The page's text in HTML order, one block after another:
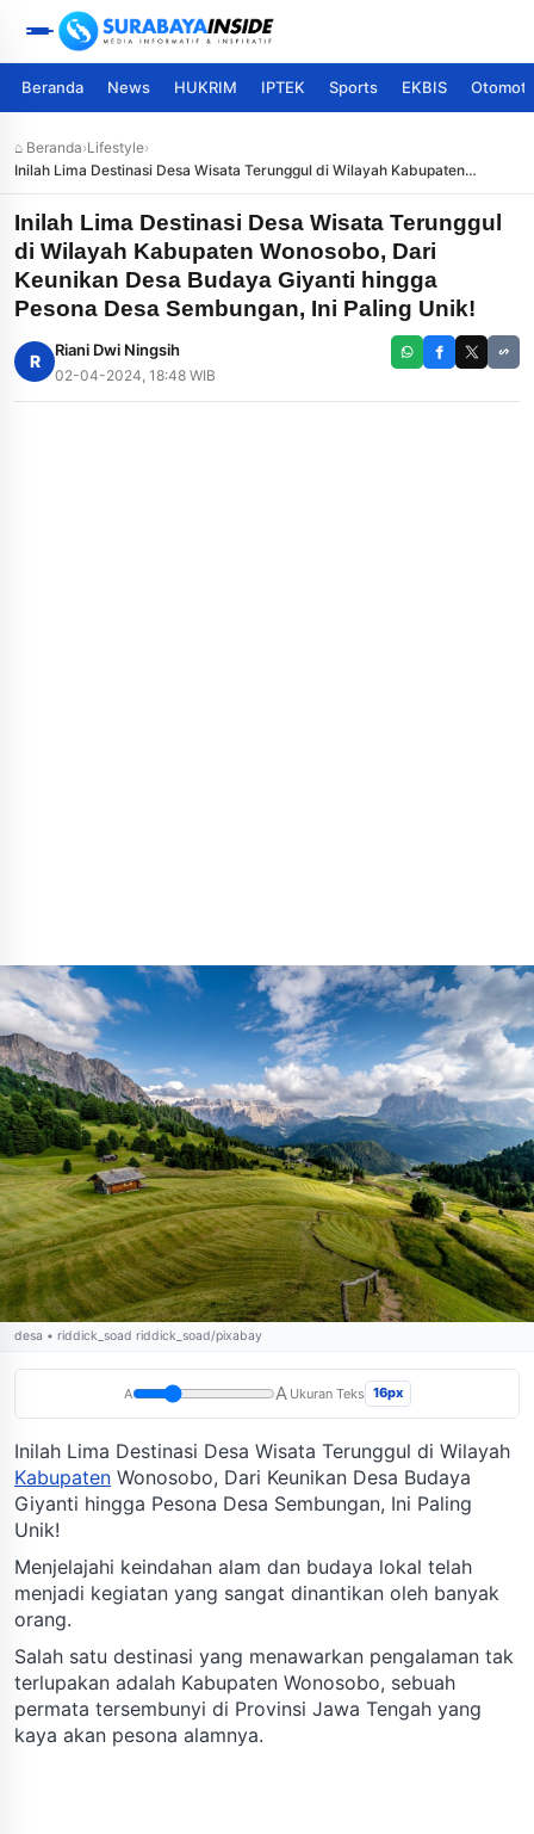
Beranda News HUKRIM IPTEK Sports EKBIS
⌂ Beranda›Lifestyle›
Inilah Lima Destinasi Desa Wisata Terunggul di Wilayah Kabupaten
Wonosobo, Dari Keunikan Desa Budaya Giyanti hingga Pesona Desa
Sembungan, Ini Paling Unik!
Inilah Lima Destinasi Desa Wisata Terunggul
di Wilayah Kabupaten Wonosobo, Dari
Keunikan Desa Budaya Giyanti hingga
Pesona Desa Sembungan, Ini Paling Unik!
R
Riani Dwi Ningsih
02-04-2024, 18:48 WIB
desa • riddick_soad riddick_soad/pixabay
A A Ukuran Teks 16px
Inilah Lima Destinasi Desa Wisata Terunggul di Wilayah
Kabupaten Wonosobo, Dari Keunikan Desa Budaya
Giyanti hingga Pesona Desa Sembungan, Ini Paling
Unik!
Menjelajahi keindahan alam dan budaya lokal telah
menjadi kegiatan yang sangat dinantikan oleh banyak
orang.
Salah satu destinasi yang menawarkan pengalaman tak
terlupakan adalah Kabupaten Wonosobo, sebuah
permata tersembunyi di Provinsi Jawa Tengah yang
kaya akan pesona alamnya.